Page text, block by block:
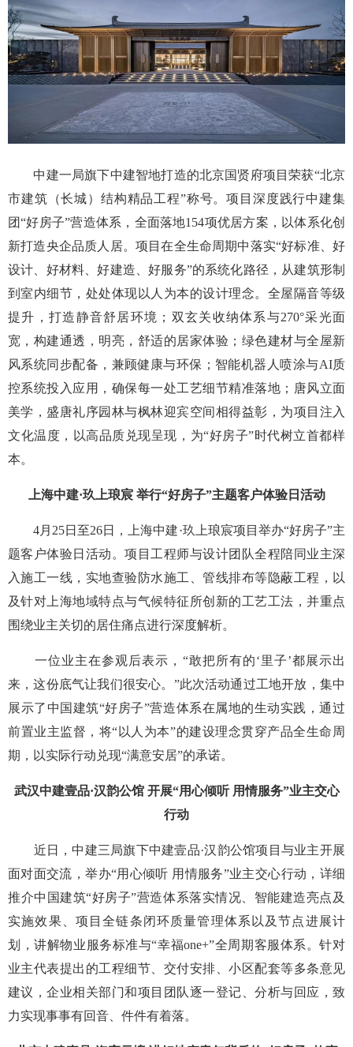
中建一局旗下中建智地打造的北京国贤府项目荣获“北京
市建筑（长城）结构精品工程”称号。项目深度践行中建集
团“好房子”营造体系，全面落地154项优居方案，以体系化创
新打造央企品质人居。项目在全生命周期中落实“好标准、好
设计、好材料、好建造、好服务”的系统化路径，从建筑形制
到室内细节，处处体现以人为本的设计理念。全屋隔音等级
提升，打造静音舒居环境；双玄关收纳体系与270°采光面
宽，构建通透，明亮，舒适的居家体验；绿色建材与全屋新
风系统同步配备，兼顾健康与环保；智能机器人喷涂与AI质
控系统投入应用，确保每一处工艺细节精准落地；唐风立面
美学，盛唐礼序园林与枫林迎宾空间相得益彰，为项目注入
文化温度，以高品质兑现呈现，为“好房子”时代树立首都样
本。
上海中建·玖上琅宸 举行“好房子”主题客户体验日活动
4月25日至26日，上海中建·玖上琅宸项目举办“好房子”主
题客户体验日活动。项目工程师与设计团队全程陪同业主深
入施工一线，实地查验防水施工、管线排布等隐蔽工程，以
及针对上海地域特点与气候特征所创新的工艺工法，并重点
围绕业主关切的居住痛点进行深度解析。
一位业主在参观后表示，“敢把所有的‘里子’都展示出
来，这份底气让我们很安心。”此次活动通过工地开放，集中
展示了中国建筑“好房子”营造体系在属地的生动实践，通过
前置业主监督，将“以人为本”的建设理念贯穿产品全生命周
期，以实际行动兑现“满意安居”的承诺。
武汉中建壹品·汉韵公馆 开展“用心倾听 用情服务”业主交心
行动
近日，中建三局旗下中建壹品·汉韵公馆项目与业主开展
面对面交流，举办“用心倾听 用情服务”业主交心行动，详细
推介中国建筑“好房子”营造体系落实情况、智能建造亮点及
实施效果、项目全链条闭环质量管理体系以及节点进展计
划，讲解物业服务标准与“幸福one+”全周期客服体系。针对
业主代表提出的工程细节、交付安排、小区配套等多条意见
建议，企业相关部门和项目团队逐一登记、分析与回应，致
力实现事事有回音、件件有着落。